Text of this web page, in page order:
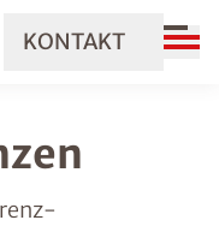
KONTAKT